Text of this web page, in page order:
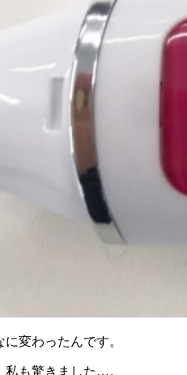
変わったんです。
私も驚きました…。